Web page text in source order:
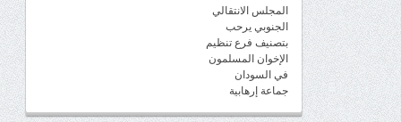
المجلس الانتقالي
الجنوبي يرحب
بتصنيف فرع تنظيم
الإخوان المسلمون
في السودان
جماعة إرهابية